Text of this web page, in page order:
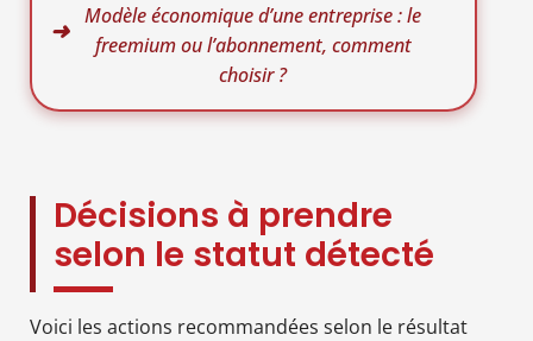
Modèle économique d’une entreprise : le
freemium ou l’abonnement, comment
choisir ?
Décisions à prendre
selon le statut détecté
Voici les actions recommandées selon le résultat